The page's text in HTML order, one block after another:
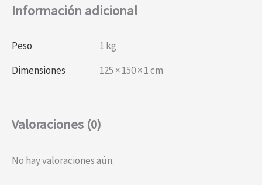
Información adicional
Peso
1 kg
Dimensiones
125 × 150 × 1 cm
Valoraciones (0)
No hay valoraciones aún.